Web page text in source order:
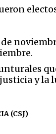
y
(CSJ)